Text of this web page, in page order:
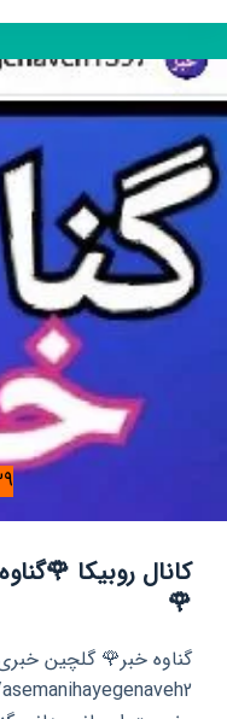
پخش
لوازم
کرمی
کانال روبیکا
🌹
گناوه خبر🌹 گلچین